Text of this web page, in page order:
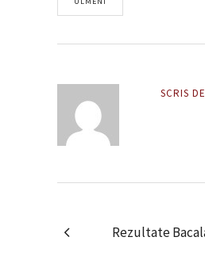
SCRIS DE
Rezultate